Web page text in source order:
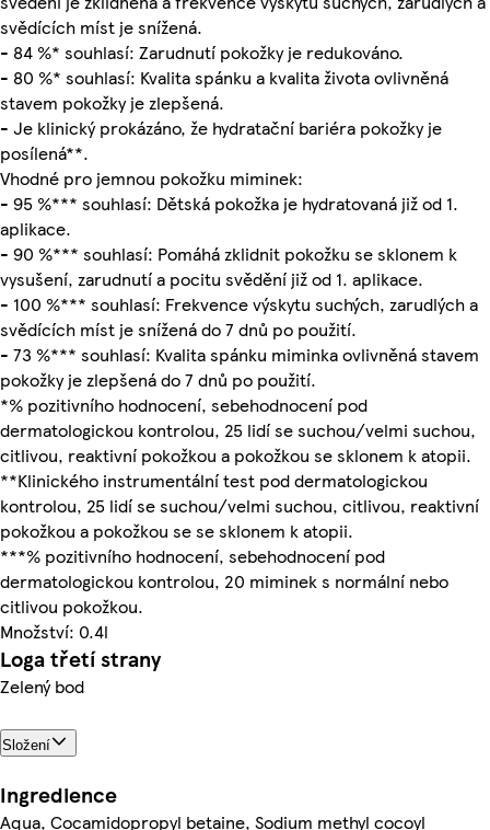
svědících míst je snížená.
- 84 %* souhlasí: Zarudnutí pokožky je redukováno.
- 80 %* souhlasí: Kvalita spánku a kvalita života ovlivněná
stavem pokožky je zlepšená.
- Je klinický prokázáno, že hydratační bariéra pokožky je
posílená**.
Vhodné pro jemnou pokožku miminek:
- 95 %*** souhlasí: Dětská pokožka je hydratovaná již od 1.
aplikace.
- 90 %*** souhlasí: Pomáhá zklidnit pokožku se sklonem k
vysušení, zarudnutí a pocitu svědění již od 1. aplikace.
- 100 %*** souhlasí: Frekvence výskytu suchých, zarudlých a
svědících míst je snížená do 7 dnů po použití.
- 73 %*** souhlasí: Kvalita spánku miminka ovlivněná stavem
pokožky je zlepšená do 7 dnů po použití.
*% pozitivního hodnocení, sebehodnocení pod
dermatologickou kontrolou, 25 lidí se suchou/velmi suchou,
citlivou, reaktivní pokožkou a pokožkou se sklonem k atopii.
**Klinického instrumentální test pod dermatologickou
kontrolou, 25 lidí se suchou/velmi suchou, citlivou, reaktivní
pokožkou a pokožkou se se sklonem k atopii.
***% pozitivního hodnocení, sebehodnocení pod
dermatologickou kontrolou, 20 miminek s normální nebo
citlivou pokožkou.
Množství: 0.4l
Loga třetí strany
Zelený bod
Složení
Ingredience
Aqua, Cocamidopropyl betaine, Sodium methyl cocoyl